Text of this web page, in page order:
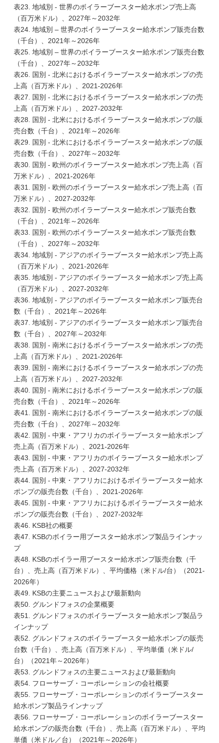
表23. 地域別 - 世界のボイラーブースター給水ポンプ売上高
（百万米ドル）、2027年～2032年
表24. 地域別 – 世界のボイラーブースター給水ポンプ販売台数
（千台）、2021年～2026年
表25. 地域別 – 世界のボイラーブースター給水ポンプ販売台数
（千台）、2027年～2032年
表26. 国別 - 北米におけるボイラーブースター給水ポンプの売
上高（百万米ドル）、2021-2026年
表27. 国別 - 北米におけるボイラーブースター給水ポンプの売
上高（百万米ドル）、2027-2032年
表28. 国別 - 北米におけるボイラーブースター給水ポンプの販
売台数（千台）、2021年～2026年
表29. 国別 - 北米におけるボイラーブースター給水ポンプの販
売台数（千台）、2027年～2032年
表30. 国別 - 欧州のボイラーブースター給水ポンプ売上高（百
万米ドル）、2021-2026年
表31. 国別 - 欧州のボイラーブースター給水ポンプ売上高（百
万米ドル）、2027-2032年
表32. 国別 - 欧州のボイラーブースター給水ポンプ販売台数
（千台）、2021年～2026年
表33. 国別 - 欧州のボイラーブースター給水ポンプ販売台数
（千台）、2027年～2032年
表34. 地域別 - アジアのボイラーブースター給水ポンプ売上高
（百万米ドル）、2021-2026年
表35. 地域別 - アジアのボイラーブースター給水ポンプ売上高
（百万米ドル）、2027-2032年
表36. 地域別 - アジアのボイラーブースター給水ポンプ販売台
数（千台）、2021年～2026年
表37. 地域別 - アジアのボイラーブースター給水ポンプ販売台
数（千台）、2027年～2032年
表38. 国別 - 南米におけるボイラーブースター給水ポンプの売
上高（百万米ドル）、2021-2026年
表39. 国別 - 南米におけるボイラーブースター給水ポンプの売
上高（百万米ドル）、2027-2032年
表40. 国別 - 南米におけるボイラーブースター給水ポンプの販
売台数（千台）、2021年～2026年
表41. 国別 - 南米におけるボイラーブースター給水ポンプの販
売台数（千台）、2027年～2032年
表42. 国別 - 中東・アフリカのボイラーブースター給水ポンプ
売上高（百万米ドル）、2021-2026年
表43. 国別 - 中東・アフリカのボイラーブースター給水ポンプ
売上高（百万米ドル）、2027-2032年
表44. 国別 - 中東・アフリカにおけるボイラーブースター給水
ポンプの販売台数（千台）、2021-2026年
表45. 国別 - 中東・アフリカにおけるボイラーブースター給水
ポンプの販売台数（千台）、2027-2032年
表46. KSB社の概要
表47. KSBのボイラー用ブースター給水ポンプ製品ラインナッ
プ
表48. KSBのボイラー用ブースター給水ポンプ販売台数（千
台）、売上高（百万米ドル）、平均価格（米ドル/台）（2021-
2026年）
表49. KSBの主要ニュースおよび最新動向
表50. グルンドフォスの企業概要
表51. グルンドフォスのボイラーブースター給水ポンプ製品ラ
インナップ
表52. グルンドフォスのボイラーブースター給水ポンプの販売
台数（千台）、売上高（百万米ドル）、平均単価（米ドル/
台）（2021年～2026年）
表53. グルンドフォスの主要ニュースおよび最新動向
表54. フローサーブ・コーポレーションの会社概要
表55. フローサーブ・コーポレーションのボイラーブースター
給水ポンプ製品ラインナップ
表56. フローサーブ・コーポレーションのボイラーブースター
給水ポンプの販売台数（千台）、売上高（百万米ドル）、平均
単価（米ドル／台）（2021年～2026年）